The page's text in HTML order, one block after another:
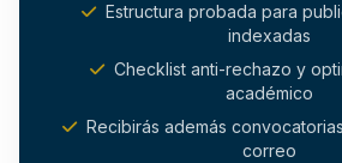
Estructura probada para
indexadas
Checklist anti-rechazo y
académico
Recibirás además
correo